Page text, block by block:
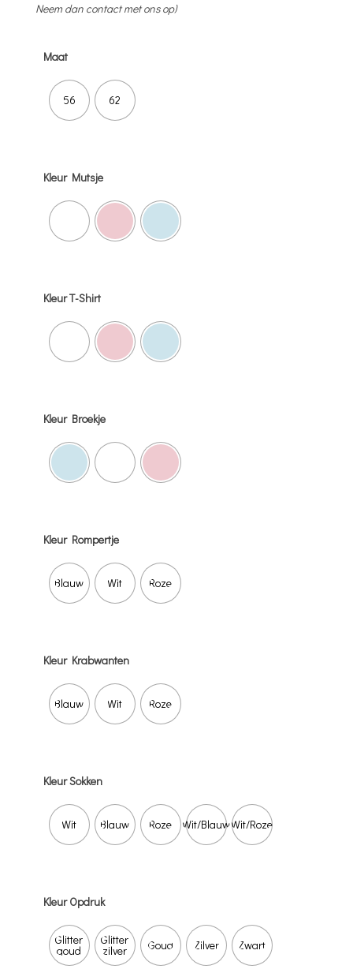
Neem dan contact met ons op)
Maat
56 62
Kleur Mutsje
Kleur T-Shirt
Kleur Broekje
Kleur Rompertje
Blauw Wit Roze
Kleur Krabwanten
Blauw Wit Roze
Kleur Sokken
Wit Blauw Roze Wit/BlauwWit/Roze
Kleur Opdruk
Glitter
goud
Glitter
zilver Goud Zilver Zwart